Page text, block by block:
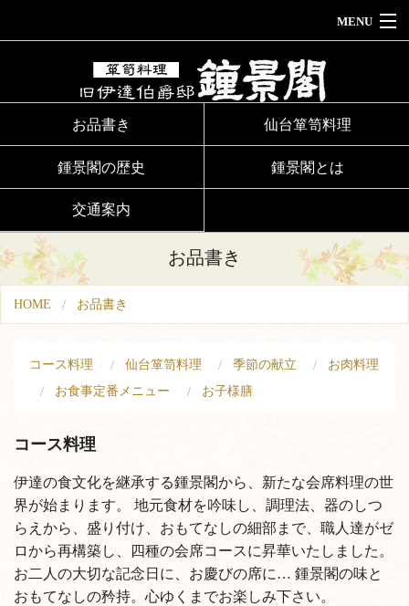
MENU
お品書き
鍾景閣ウェディング
法事法要のお集まり
鍾景閣とは
鍾景閣の歴史
ご予約
お品書き 仙台箪笥料理
鍾景閣の歴史 鍾景閣とは
交通案内
お品書き
HOME お品書き
コース料理 仙台箪笥料理 季節の献立
お肉料理
お食事定番メニュー
お子様膳
コース料理
伊達の食文化を継承する鍾景閣から、新たな会席料理の世
界が始まります。
地元食材を吟味し、調理法、器のしつ
らえから、盛り付け、おもてなしの細部まで、職人達がゼ
ロから再構築し、四種の会席コースに昇華いたしました。
お二人の大切な記念日に、お慶びの席に… 鍾景閣の味と
おもてなしの矜持。心ゆくまでお楽しみ下さい。